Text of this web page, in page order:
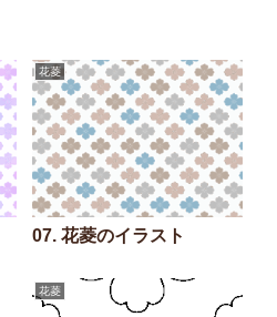
花菱
07. 花菱のイラスト
花菱